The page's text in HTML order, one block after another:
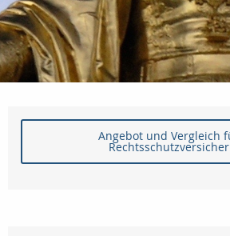
Angebot und Vergleich